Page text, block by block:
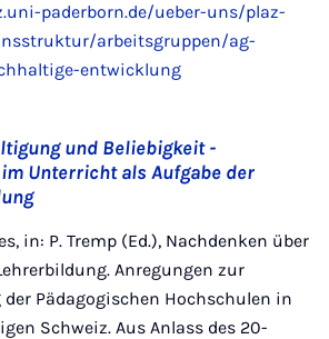
paderborn.de/ueber-uns/plaz-
arbeitsgruppen/ag-
entwicklung
und Beliebigkeit -
Unterricht als Aufgabe der
in: P. Tremp (Ed.), Nachdenken über
Anregungen zur
Pädagogischen Hochschulen in
Schweiz. Aus Anlass des 20-